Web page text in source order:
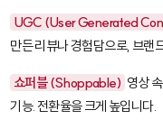
UGC (User Generated
만든 리뷰나 경험담으로, 브랜
쇼퍼블 (Shoppable) 영상
기능. 전환율을 크게 높입니다.